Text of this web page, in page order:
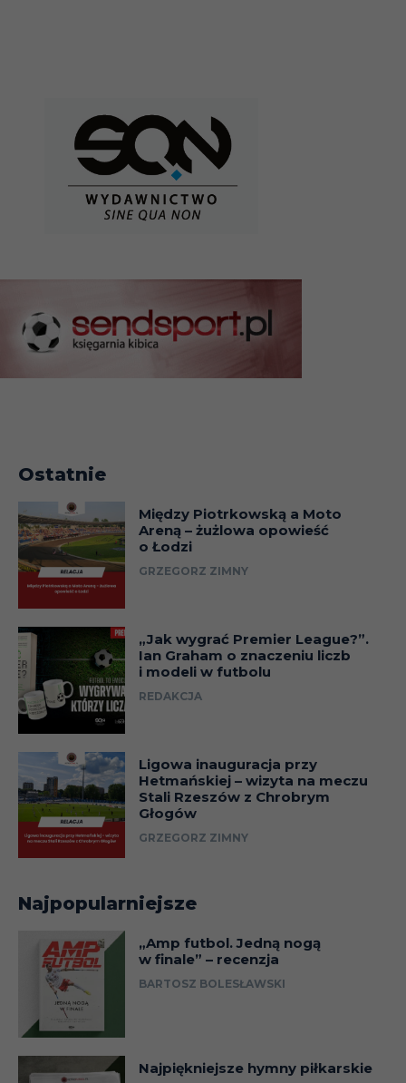
Ostatnie
Między Piotrkowską a Moto
Areną – żużlowa opowieść
o Łodzi
GRZEGORZ ZIMNY
„Jak wygrać Premier League?”.
Ian Graham o znaczeniu liczb
i modeli w futbolu
REDAKCJA
Ligowa inauguracja przy
Hetmańskiej – wizyta na meczu
Stali Rzeszów z Chrobrym
Głogów
GRZEGORZ ZIMNY
Najpopularniejsze
„Amp futbol. Jedną nogą
w finale” – recenzja
BARTOSZ BOLESŁAWSKI
Najpiękniejsze hymny piłkarskie